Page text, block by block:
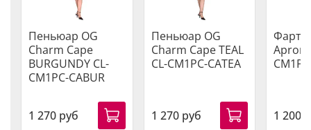
Пеньюар OG
Charm Cape
BURGUNDY CL-
CM1PC-CABUR
1 270 руб
Пеньюар OG
Charm Cape TEAL
CL-CM1PC-CATEA
1 270 руб
Apron
1 200